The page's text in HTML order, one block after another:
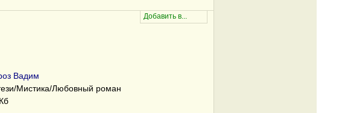
Вадим
Мистика/Любовный роман